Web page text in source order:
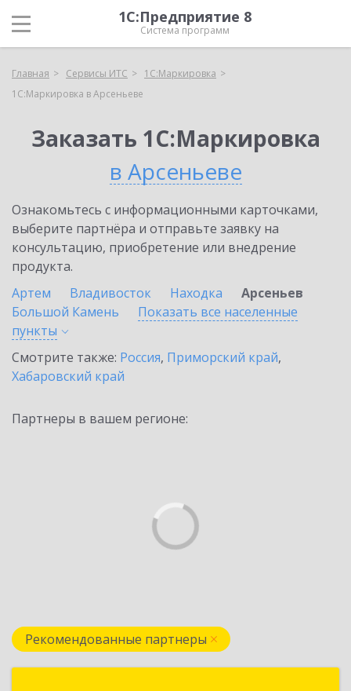
1С:Предприятие 8
Система программ
Главная Сервисы ИТС
1С:Маркировка
1С:Маркировка в Арсеньеве
Заказать 1С:Маркировка
в Арсеньеве
Ознакомьтесь с информационными карточками,
выберите партнёра и отправьте заявку на
консультацию, приобретение или внедрение
продукта.
Артем
Владивосток Находка
Арсеньев
Большой Камень
Показать все населенные
пункты
Смотрите также: Россия, Приморский край,
Хабаровский край
Партнеры в вашем регионе:
Рекомендованные партнеры